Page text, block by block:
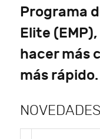
Programa
Elite
hacer más
más rápido.